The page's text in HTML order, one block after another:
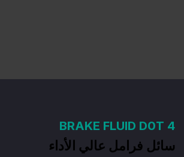
BRAKE FLUID D0T 4
سائل فرامل عالي الأداء